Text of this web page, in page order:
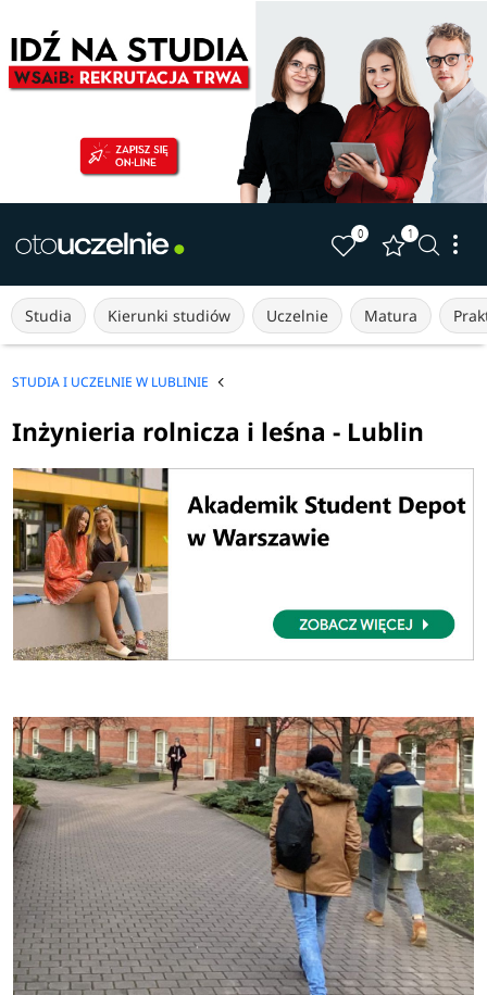
0 1
Studia Kierunki studiów Uczelnie Matura
STUDIA I UCZELNIE W LUBLINIE
Inżynieria rolnicza i leśna - Lublin